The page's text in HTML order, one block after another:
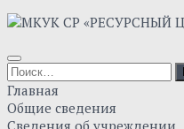
Skip
content
Найти:
Главная
Общие сведения